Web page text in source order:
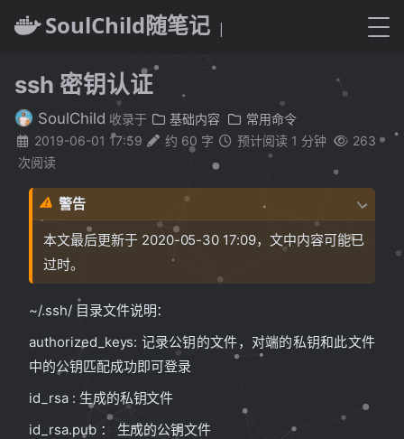
SoulChild随笔记
ssh 密钥认证
SoulChild 收录于 基础内容
常用命令
2019-06-01 17:59
约 60 字 预计阅读 1 分钟
263
次阅读
警告
本文最后更新于 2020-05-30 17:09，文中内容可能已
过时。
~/.ssh/ 目录文件说明：
authorized_keys: 记录公钥的文件，对端的私钥和此文件
中的公钥匹配成功即可登录
id_rsa : 生成的私钥文件
id_rsa.pub ： 生成的公钥文件